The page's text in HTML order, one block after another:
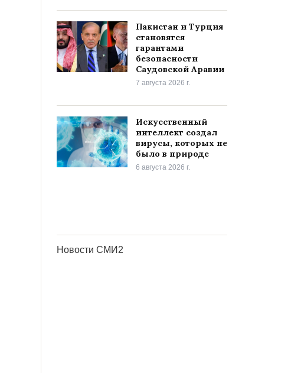
Пакистан и Турция
становятся
гарантами
безопасности
Саудовской Аравии
7 августа 2026 г.
Искусственный
интеллект создал
вирусы, которых не
было в природе
6 августа 2026 г.